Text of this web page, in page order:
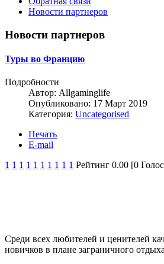
Новости партнеров
Новости партнеров
Туры во Францию
Подробности
Автор: Allgaminglife
Опубликовано: 17 Март 2019
Категория: Uncategorised
Печать
E-mail
1 1 1 1 1 1 1 1 1 1 Рейтинг 0.00 [0
Среди всех любителей и ценителей
новичков в плане заграничного